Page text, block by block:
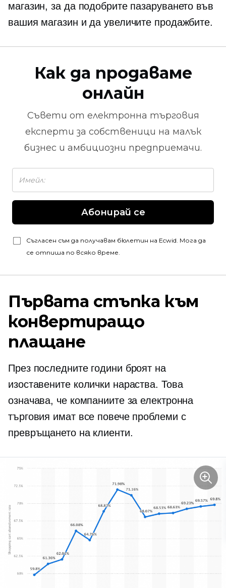
магазин, за да подобрите пазаруването във
вашия магазин и да увеличите продажбите.
Как да продаваме
онлайн
Съвети от електронна търговия
експерти за собственици на малък
бизнес и амбициозни предприемачи.
Абонирай се
Съгласен съм да получавам бюлетин на Ecwid. Мога да
се отпиша по всяко време.
Първата стъпка към
конвертиращо
плащане
През последните години броят на
изоставените колички нараства. Това
означава, че компаниите за електронна
търговия имат все повече проблеми с
превръщането на клиенти.